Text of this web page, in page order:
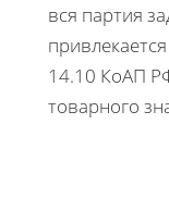
вся партия
14.10 КоАП
товарного